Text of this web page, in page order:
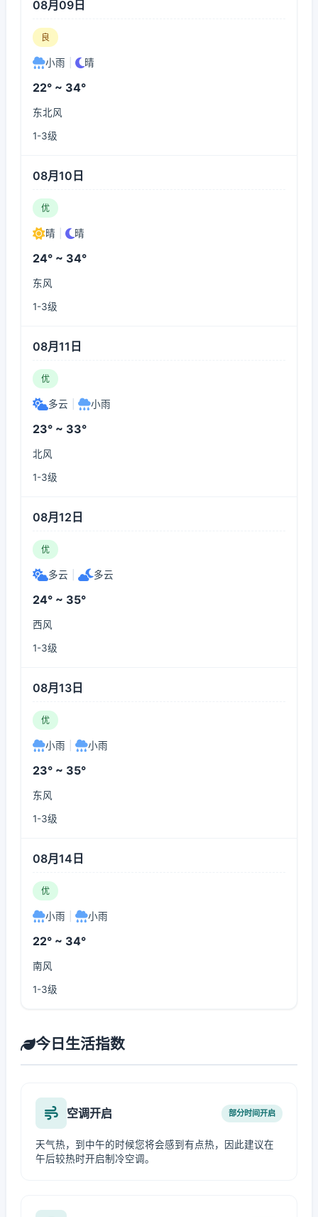
08月09日
良
小雨 晴
22° ~ 34°
东北风
1-3级
08月10日
优
晴 晴
24° ~ 34°
东风
1-3级
08月11日
优
多云 小雨
23° ~ 33°
北风
1-3级
08月12日
优
多云 多云
24° ~ 35°
西风
1-3级
08月13日
优
小雨 小雨
23° ~ 35°
东风
1-3级
08月14日
优
小雨 小雨
22° ~ 34°
南风
1-3级
今日生活指数
空调开启 部分时间开启
天气热，到中午的时候您将会感到有点热，因此建议在
午后较热时开启制冷空调。